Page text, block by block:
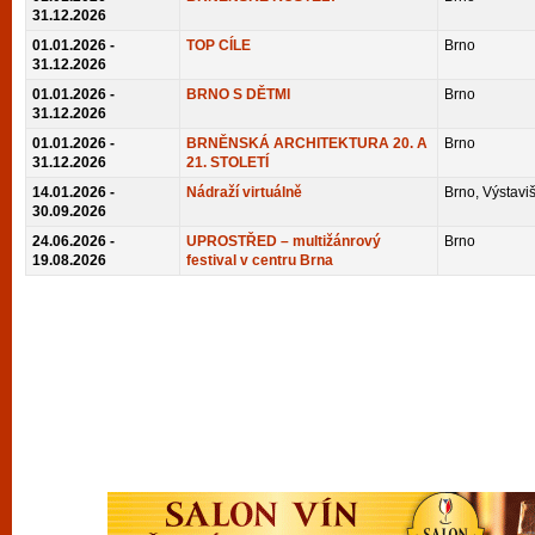
31.12.2026
01.01.2026 -
31.12.2026
TOP CÍLE Brno
01.01.2026 -
31.12.2026
BRNO S DĚTMI Brno
01.01.2026 -
31.12.2026
BRNĚNSKÁ ARCHITEKTURA 20. A
21. STOLETÍ
Brno
14.01.2026 -
30.09.2026
Nádraží virtuálně Brno,
24.06.2026 -
19.08.2026
UPROSTŘED – multižánrový
festival v centru Brna
Brno
vyzkoušet různé kasinové hry. V
metropoli naleznete širokou nabídku her
po moderní automaty jak pro pravidelné
příležitostné hráče. V...